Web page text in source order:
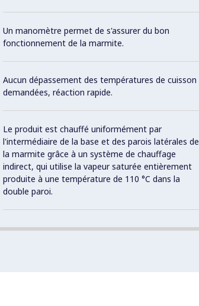
Un manomètre permet de s'assurer du bon
fonctionnement de la marmite.
Aucun dépassement des températures de cuisson
demandées, réaction rapide.
Le produit est chauffé uniformément par
l'intermédiaire de la base et des parois latérales de
la marmite grâce à un système de chauffage
indirect, qui utilise la vapeur saturée entièrement
produite à une température de 110 °C dans la
double paroi.